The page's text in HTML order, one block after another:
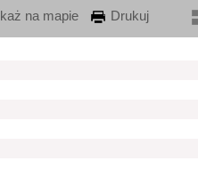
na mapie Drukuj